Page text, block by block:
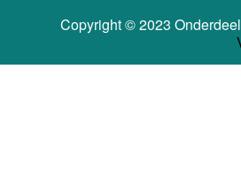
Copyright © 2023